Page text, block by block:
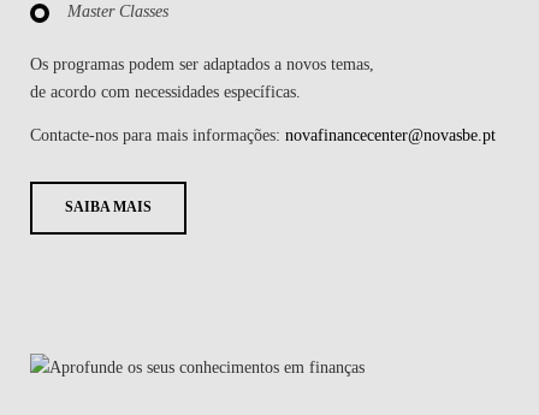
Master Classes
Os programas podem ser adaptados a novos temas,
de acordo com necessidades específicas. ​
Contacte-nos para mais informações: novafinancecenter@novasbe.pt
SAIBA MAIS